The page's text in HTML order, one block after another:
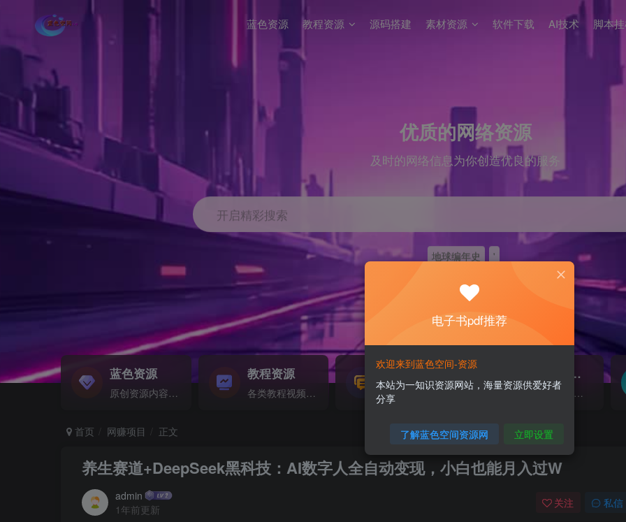
蓝色资源 教程资源 源码搭建 素材资源 软件下载 AI技术 脚本
优质的网络资源
及时的网络信息为你创造优良的服务
开启精彩搜索
地球编年史 '
蓝色资源
原创资源内容精选...
教程资源
各类教程视频音频等资源...
源码搭建
各类源码搭建...
素材资源NEW
海量素材,资源分享...
首页 网赚项目 正文
养生赛道+DeepSeek黑科技：AI数字人全自动变现，小白也能月入过W
admin
1年前更新
关注 私信
电子书pdf推荐
欢迎来到蓝色空间-资源
本站为一知识资源网站，海量资源供爱好者
分享
了解蓝色空间资源网 立即设置